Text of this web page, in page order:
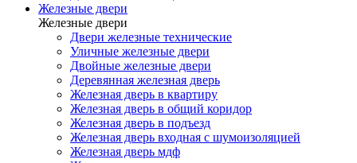
Железные двери
Железные двери
Двери железные технические
Уличные железные двери
Двойные железные двери
Деревянная железная дверь
Железная дверь в квартиру
Железная дверь в общий коридор
Железная дверь в подъезд
Железная дверь входная с шумоизоляцией
Железная дверь мдф